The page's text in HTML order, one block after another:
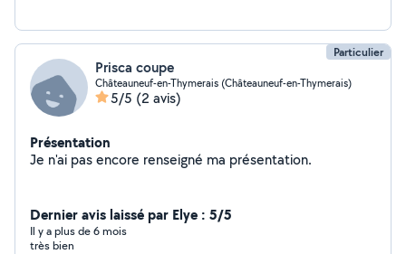
Particulier
Prisca coupe
Châteauneuf-en-Thymerais (Châteauneuf-en-Thymerais)
5/5 (2 avis)
Présentation
Je n'ai pas encore renseigné ma présentation.
Dernier avis laissé par Elye : 5/5
Il y a plus de 6 mois
très bien